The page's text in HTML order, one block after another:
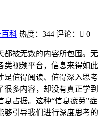
百科 热度：344 评论： 0
都被无数的内容所包围。无
类视频平台，信息来得如此
是值得阅读、值得深入思考
很多内容，却没有真正学到
占据。这种“信息疲劳”症
够引导我们进行深度思考的